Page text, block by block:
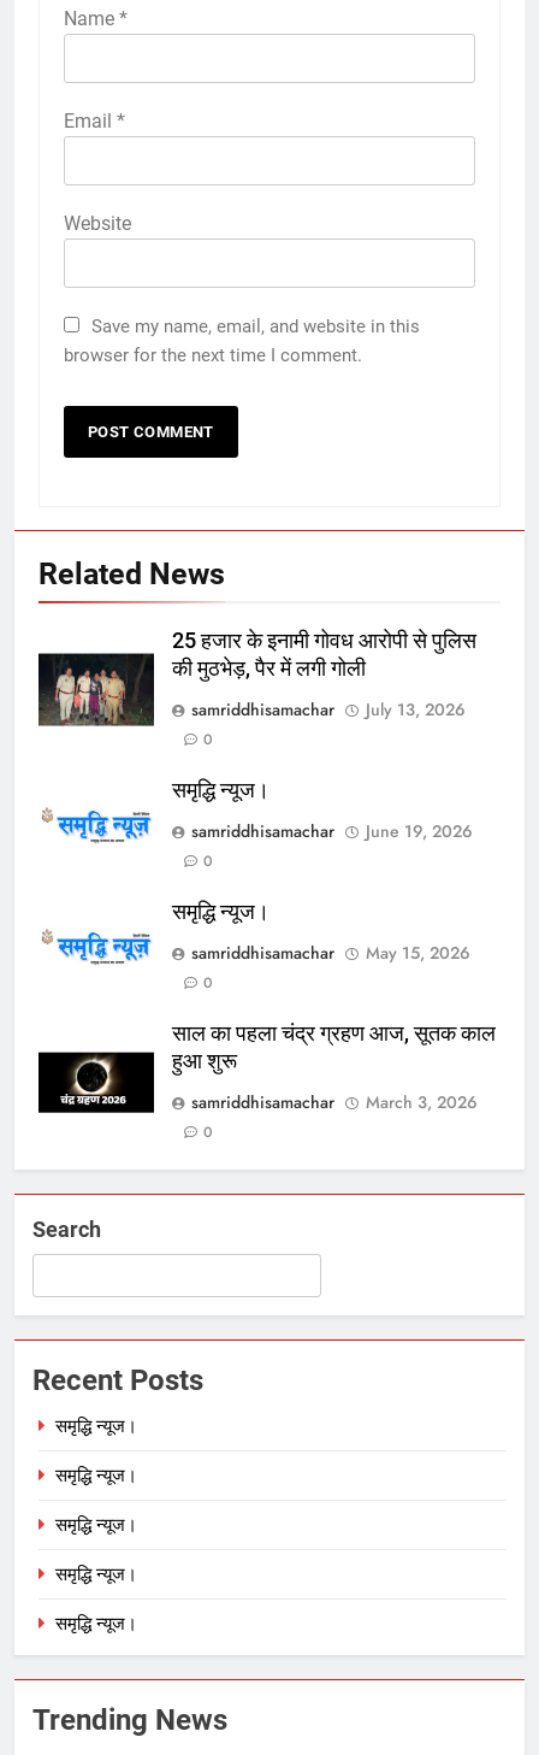
Name *
Email *
Website
Save my name, email, and website in this
browser for the next time I comment.
Related News
25 हजार के इनामी गोवध आरोपी से पुलिस
की मुठभेड़, पैर में लगी गोली
samriddhisamachar
July 13, 2026
0
समृद्धि न्यूज।
samriddhisamachar
June 19, 2026
0
समृद्धि न्यूज।
samriddhisamachar
May 15, 2026
0
साल का पहला चंद्र ग्रहण आज, सूतक काल
हुआ शुरू
samriddhisamachar
March 3, 2026
0
Search
Recent Posts
समृद्धि न्यूज।
समृद्धि न्यूज।
समृद्धि न्यूज।
समृद्धि न्यूज।
समृद्धि न्यूज।
Trending News